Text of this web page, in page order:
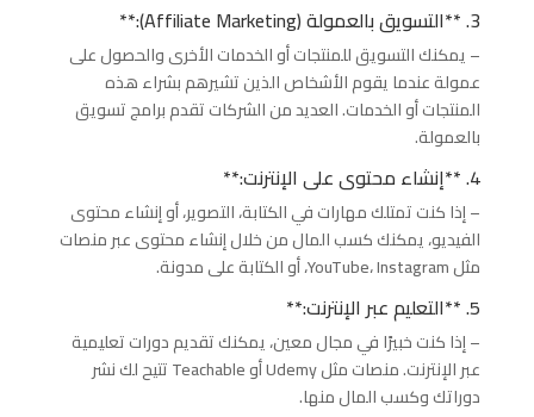
3. **التسويق بالعمولة (Affiliate Marketing):**
– يمكنك التسويق للمنتجات أو الخدمات الأخرى والحصول على
عمولة عندما يقوم الأشخاص الذين تشيرهم بشراء هذه
المنتجات أو الخدمات. العديد من الشركات تقدم برامج تسويق
بالعمولة.
4. **إنشاء محتوى على الإنترنت:**
– إذا كنت تمتلك مهارات في الكتابة، التصوير، أو إنشاء محتوى
الفيديو، يمكنك كسب المال من خلال إنشاء محتوى عبر منصات
مثل YouTube، Instagram، أو الكتابة على مدونة.
5. **التعليم عبر الإنترنت:**
– إذا كنت خبيرًا في مجال معين، يمكنك تقديم دورات تعليمية
عبر الإنترنت. منصات مثل Udemy أو Teachable تتيح لك نشر
دوراتك وكسب المال منها.